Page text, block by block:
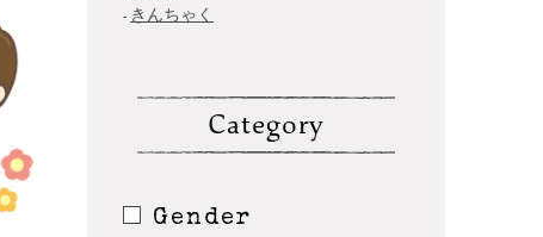
きんちゃく
Category
Gender